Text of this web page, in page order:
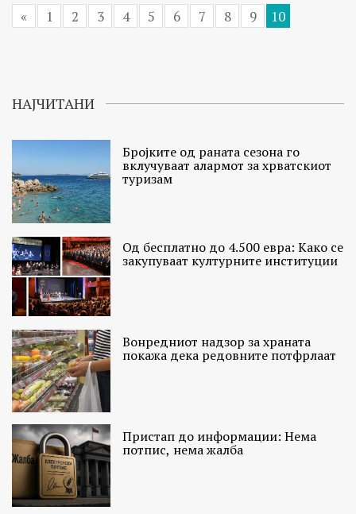
« 1 2 3 4 5 6 7 8 9 10
НАЈЧИТАНИ
Бројките од раната сезона го
вклучуваат алармот за хрватскиот
туризам
Од бесплатно до 4.500 евра: Како се
закупуваат културните институции
Вонредниот надзор за храната
покажа дека редовните потфрлаат
Пристап до информации: Нема
потпис, нема жалба